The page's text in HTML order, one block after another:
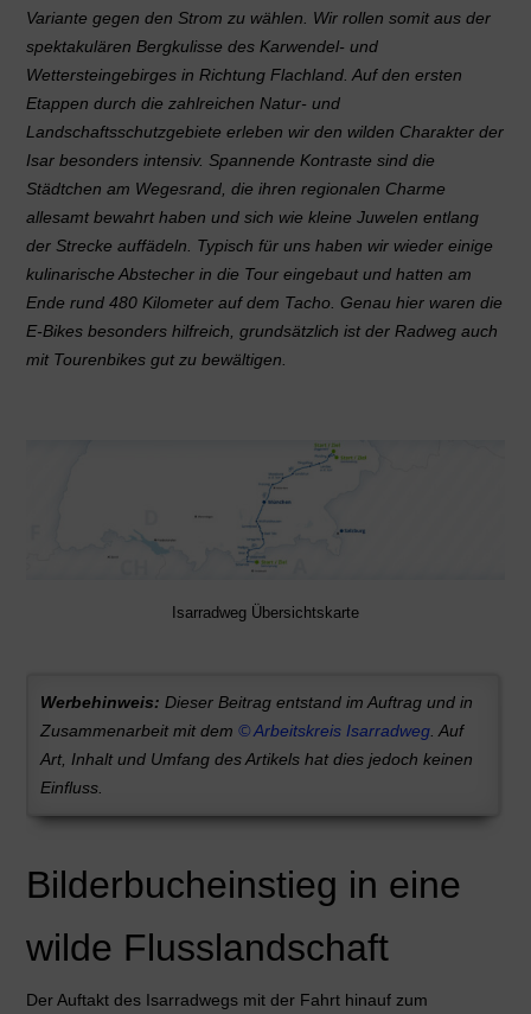
Variante gegen den Strom zu wählen. Wir rollen somit aus der
spektakulären Bergkulisse des Karwendel- und
Wettersteingebirges in Richtung Flachland. Auf den ersten
Etappen durch die zahlreichen Natur- und
Landschaftsschutzgebiete erleben wir den wilden Charakter der
Isar besonders intensiv. Spannende Kontraste sind die
Städtchen am Wegesrand, die ihren regionalen Charme
allesamt bewahrt haben und sich wie kleine Juwelen entlang
der Strecke auffädeln. Typisch für uns haben wir wieder einige
kulinarische Abstecher in die Tour eingebaut und hatten am
Ende rund 480 Kilometer auf dem Tacho. Genau hier waren die
E-Bikes besonders hilfreich, grundsätzlich ist der Radweg auch
mit Tourenbikes gut zu bewältigen.
Isarradweg Übersichtskarte
Werbehinweis: Dieser Beitrag entstand im Auftrag und in
Zusammenarbeit mit dem © Arbeitskreis Isarradweg. Auf
Art, Inhalt und Umfang des Artikels hat dies jedoch keinen
Einfluss.
Bilderbucheinstieg in eine
wilde Flusslandschaft
Der Auftakt des Isarradwegs mit der Fahrt hinauf zum